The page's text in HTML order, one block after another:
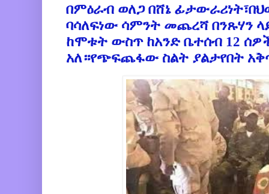
በምዕራብ ወለጋ በሸኔ
ባሳለፍነው ሳምንት መጨረሻ በንጹሃን
ከሞቱት ውስጥ ከአንድ ቤተሰብ 12
አለ።የጭፍጨፋው ስልት ያልታየበት